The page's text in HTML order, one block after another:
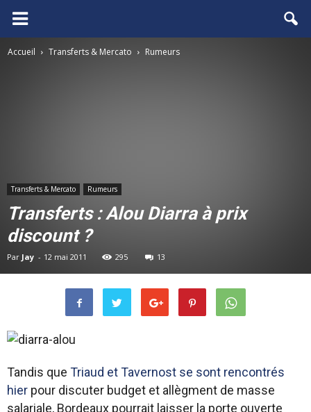
FCGB.net
Accueil Transferts & Mercato Rumeurs
Transferts & Mercato Rumeurs
Transferts : Alou Diarra à prix
discount ?
Par Jay - 12 mai 2011 295 13
Tandis que Triaud et Tavernost se sont rencontrés
hier pour discuter budget et allègment de masse
salariale, Bordeaux pourrait laisser la porte ouverte